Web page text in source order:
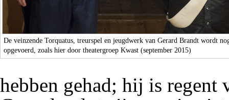
De veinzende Torquatus, treurspel en jeugdwerk van Gerard Brandt wordt
opgevoerd, zoals hier door theatergroep Kwast (september 2015)
hebben gehad; hij is regent